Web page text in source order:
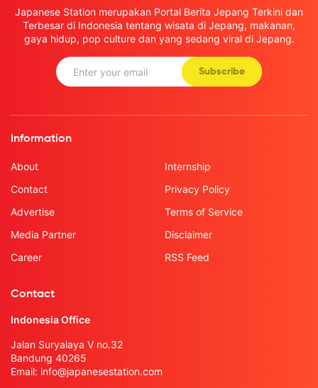
Japanese Station merupakan Portal Berita Jepang Terkini dan
Terbesar di Indonesia tentang wisata di Jepang, makanan,
gaya hidup, pop culture dan yang sedang viral di Jepang.
Subscribe
Information
About
Contact
Advertise
Media Partner
Career
Internship
Privacy Policy
Terms of Service
Disclaimer
RSS Feed
Contact
Indonesia Office
Jalan Suryalaya V no.32
Bandung 40265
Email: info@japanesestation.com